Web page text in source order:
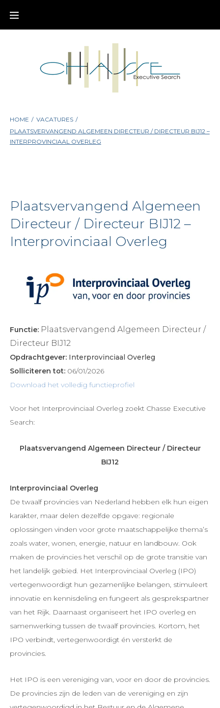
HOME / VACATURES /
PLAATSVERVANGEND ALGEMEEN DIRECTEUR / DIRECTEUR BIJ12 –
INTERPROVINCIAAL OVERLEG
Plaatsvervangend Algemeen
Directeur / Directeur BIJ12 –
Interprovinciaal Overleg
Functie: Plaatsvervangend Algemeen Directeur /
Directeur BIJ12
Opdrachtgever: Interprovinciaal Overleg
Solliciteren tot: 06/01/2026
Download het volledig functieprofiel
Voor het Interprovinciaal Overleg zoekt Chasse Executive
Search:
Plaatsvervangend Algemeen Directeur / Directeur
BIJ12
Interprovinciaal Overleg
De twaalf provincies van Nederland hebben elk hun eigen
karakter, maar delen dezelfde opgave: regionale
oplossingen vinden voor grote maatschappelijke thema’s
zoals water, wonen, energie, natuur en landbouw. Ook
maken de provincies het verschil op de grote transitie van
het landelijk gebied. Het Interprovinciaal Overleg (IPO)
vertegenwoordigt hun gezamenlijke belangen, stimuleert
innovatie en kennisdeling en fungeert als gesprekspartner
van het Rijk. Daarnaast organiseert het IPO overleg en
samenwerking tussen de twaalf provincies. Kortom, het
IPO verbindt, vertegenwoordigt én versterkt de
provincies.
Het IPO is een vereniging van, voor en door de provincies.
De provincies zijn de leden van de vereniging en zijn